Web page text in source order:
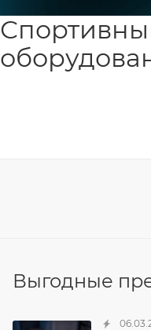
Выгодные